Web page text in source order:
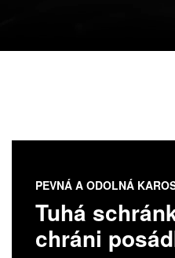
PEVNÁ A ODOLNÁ
Tuhá
chráni